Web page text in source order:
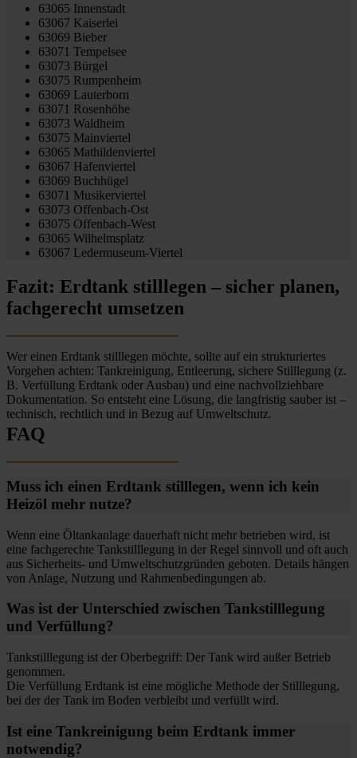
63065 Innenstadt
63067 Kaiserlei
63069 Bieber
63071 Tempelsee
63073 Bürgel
63075 Rumpenheim
63069 Lauterborn
63071 Rosenhöhe
63073 Waldheim
63075 Mainviertel
63065 Mathildenviertel
63067 Hafenviertel
63069 Buchhügel
63071 Musikerviertel
63073 Offenbach-Ost
63075 Offenbach-West
63065 Wilhelmsplatz
63067 Ledermuseum-Viertel
Fazit: Erdtank stilllegen – sicher planen,
fachgerecht umsetzen
Wer einen Erdtank stilllegen möchte, sollte auf ein strukturiertes
Vorgehen achten: Tankreinigung, Entleerung, sichere Stilllegung (z.
B. Verfüllung Erdtank oder Ausbau) und eine nachvollziehbare
Dokumentation. So entsteht eine Lösung, die langfristig sauber ist –
technisch, rechtlich und in Bezug auf Umweltschutz.
FAQ
Muss ich einen Erdtank stilllegen, wenn ich kein
Heizöl mehr nutze?
Wenn eine Öltankanlage dauerhaft nicht mehr betrieben wird, ist
eine fachgerechte Tankstilllegung in der Regel sinnvoll und oft auch
aus Sicherheits- und Umweltschutzgründen geboten. Details hängen
von Anlage, Nutzung und Rahmenbedingungen ab.
Was ist der Unterschied zwischen Tankstilllegung
und Verfüllung?
Tankstilllegung ist der Oberbegriff: Der Tank wird außer Betrieb
genommen.
Die Verfüllung Erdtank ist eine mögliche Methode der Stilllegung,
bei der der Tank im Boden verbleibt und verfüllt wird.
Ist eine Tankreinigung beim Erdtank immer
notwendig?